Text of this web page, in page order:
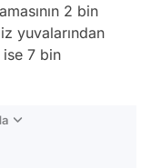
2 bin
yuvalarından
7 bin